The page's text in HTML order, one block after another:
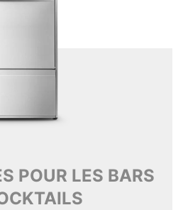
POUR LES BARS